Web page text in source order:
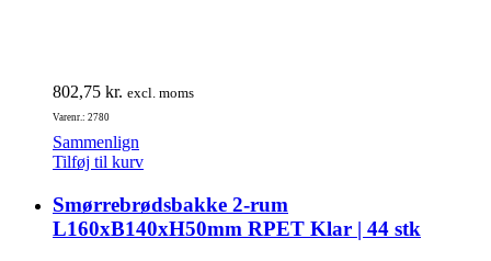
802,75 kr. excl. moms
Varenr.: 2780
Sammenlign
Tilføj til kurv
Smørrebrødsbakke 2-rum
L160xB140xH50mm RPET Klar | 44 stk